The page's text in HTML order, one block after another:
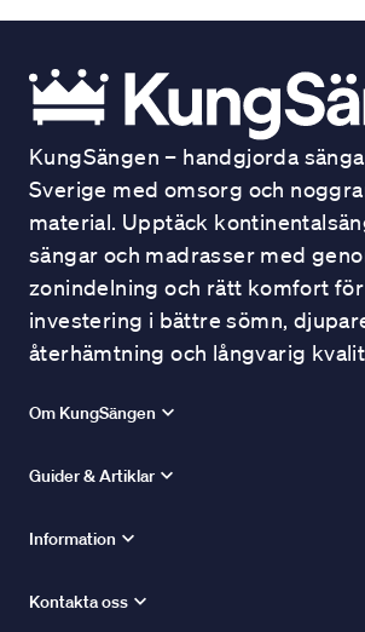
KungSängen – handgjorda
Sverige med omsorg och
material. Upptäck
sängar och madrasser med
zonindelning och rätt komfort
investering i bättre sömn,
återhämtning och långvarig
Om KungSängen
Guider & Artiklar
Information
Kontakta oss